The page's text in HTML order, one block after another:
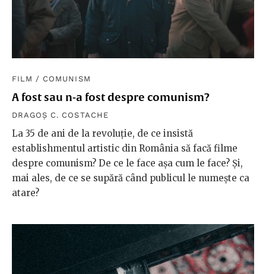
FILM / COMUNISM
A fost sau n-a fost despre comunism?
DRAGOȘ C. COSTACHE
La 35 de ani de la revoluție, de ce insistă
establishmentul artistic din România să facă filme
despre comunism? De ce le face așa cum le face? Și,
mai ales, de ce se supără când publicul le numește ca
atare?